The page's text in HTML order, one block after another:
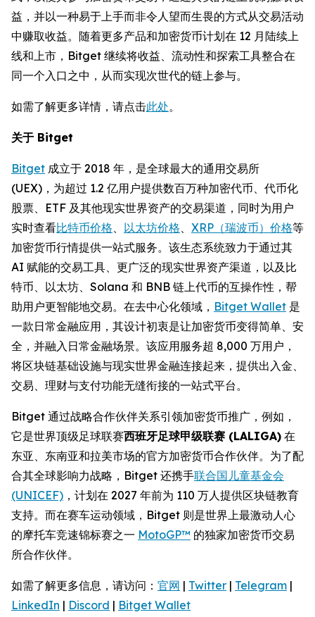
益，并以一种易于上手而非令人望而生畏的方式从交易活动
中赚取收益。随着更多产品和加密货币计划在 12 月陆续上
线和上市，Bitget 继续将收益、流动性和探索工具整合在
同一个入口之中，从而实现次世代的链上参与。
如需了解更多详情，请点击此处。
关于 Bitget
Bitget 成立于 2018 年，是全球最大的通用交易所
(UEX)，为超过 1.2 亿用户提供数百万种加密代币、代币化
股票、ETF 及其他现实世界资产的交易渠道，同时为用户
实时查看比特币价格、 以太坊价格、 XRP（瑞波币）价格等
加密货币行情提供一站式服务。该生态系统致力于通过其
AI 赋能的交易工具、更广泛的现实世界资产渠道，以及比
特币、以太坊、Solana 和 BNB 链上代币的互操作性，帮
助用户更智能地交易。在去中心化领域， Bitget Wallet 是
一款日常金融应用，其设计初衷是让加密货币变得简单、安
全，并融入日常金融场景。该应用服务超 8,000 万用户，
将区块链基础设施与现实世界金融连接起来，提供出入金、
交易、理财与支付功能无缝衔接的一站式平台。
Bitget 通过战略合作伙伴关系引领加密货币推广，例如，
它是世界顶级足球联赛西班牙足球甲级联赛 (LALIGA) 在
东亚、东南亚和拉美市场的官方加密货币合作伙伴。为了配
合其全球影响力战略，Bitget 还携手联合国儿童基金会
(UNICEF) ，计划在 2027 年前为 110 万人提供区块链教育
支持。而在赛车运动领域，Bitget 则是世界上最激动人心
的摩托车竞速锦标赛之一 MotoGP™ 的独家加密货币交易
所合作伙伴。
如需了解更多信息，请访问： 官网 | Twitter | Telegram |
LinkedIn | Discord | Bitget Wallet